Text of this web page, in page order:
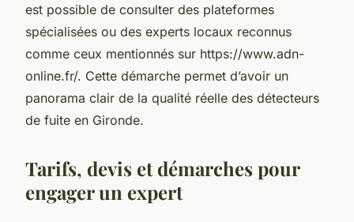
est possible de consulter des plateformes
spécialisées ou des experts locaux reconnus
comme ceux mentionnés sur https://www.adn-
online.fr/. Cette démarche permet d’avoir un
panorama clair de la qualité réelle des détecteurs
de fuite en Gironde.
Tarifs, devis et démarches pour
engager un expert